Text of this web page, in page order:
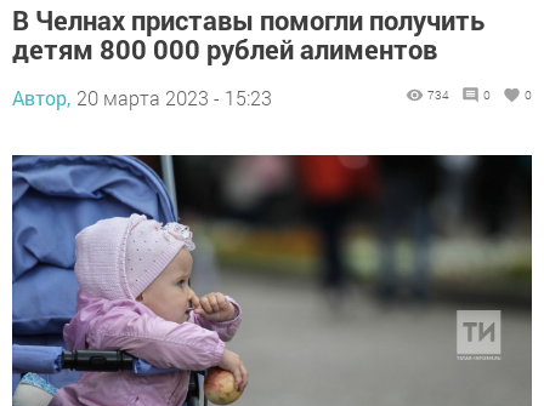
В Челнах приставы помогли получить
детям 800 000 рублей алиментов
Автор, 20 марта 2023 - 15:23 734 0 0